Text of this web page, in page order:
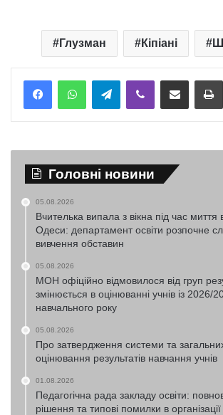
Глузман Кіпіані
TelegramViber Надіслати електронною поштою
Головні новини
05.08.2026
Вчителька випала з вікна під час миття
Одеси: департамент освіти розпочне
вивчення обставин
05.08.2026
МОН офіційно відмовилося від груп
змінюється в оцінюванні учнів із 2026/
навчального року
05.08.2026
Про затвердження системи та загальних
оцінювання результатів навчання учнів
01.08.2026
Педагогічна рада закладу освіти:
рішення та типові помилки в